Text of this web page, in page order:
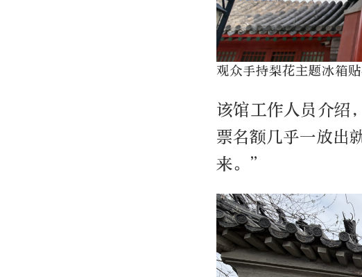
观众手持梨花主题冰箱
该馆工作人员介绍
票名额几乎一放出
来。”